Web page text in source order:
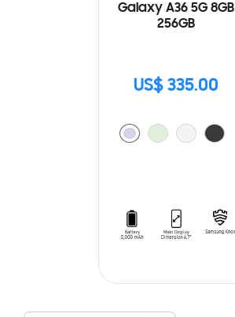
Galaxy A36 5G 8GB
256GB
US$ 335.00